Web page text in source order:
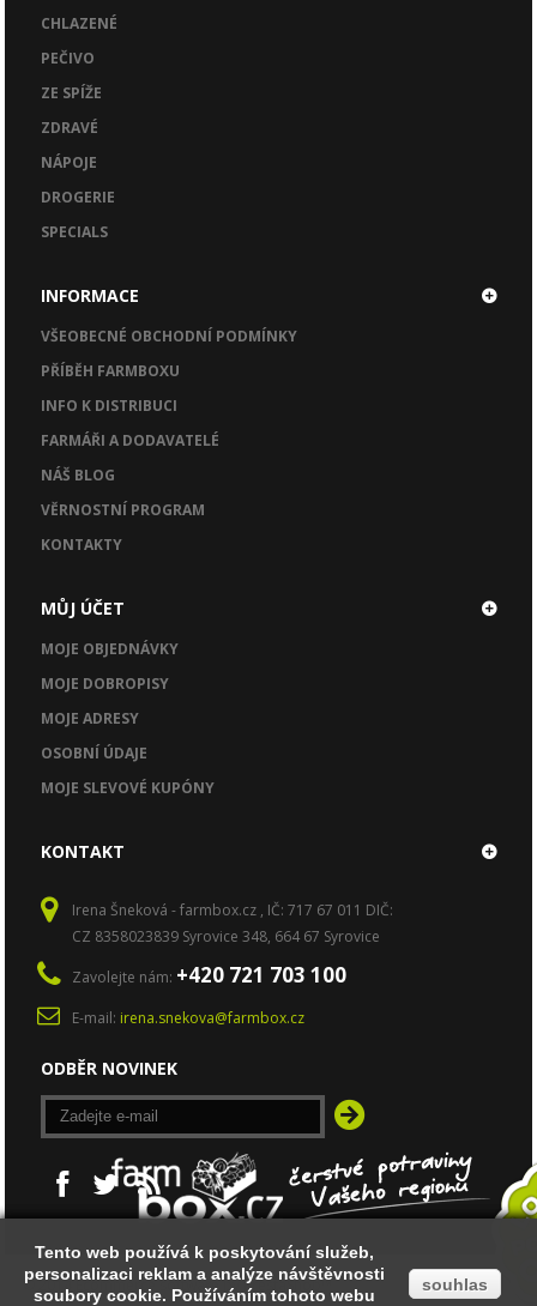
Tento web používá k poskytování služeb,
personalizaci reklam a analýze návštěvnosti
soubory cookie. Používáním tohoto webu
souhlas
CHLAZENÉ
PEČIVO
ZE SPÍŽE
ZDRAVÉ
NÁPOJE
DROGERIE
SPECIALS
INFORMACE
VŠEOBECNÉ OBCHODNÍ PODMÍNKY
PŘÍBĚH FARMBOXU
INFO K DISTRIBUCI
FARMÁŘI A DODAVATELÉ
NÁŠ BLOG
VĚRNOSTNÍ PROGRAM
KONTAKTY
© 2014Ecommerce software by PrestaShop™
MŮJ ÚČET
MOJE OBJEDNÁVKY
MOJE DOBROPISY
MOJE ADRESY
OSOBNÍ ÚDAJE
MOJE SLEVOVÉ KUPÓNY
KONTAKT
Irena Šneková - farmbox.cz , IČ: 717 67 011 DIČ:
CZ 8358023839 Syrovice 348, 664 67 Syrovice
Zavolejte nám: +420 721 703 100
E-mail: irena.snekova@farmbox.cz
ODBĚR NOVINEK
Tento web používá k poskytování služeb,
personalizaci reklam a analýze návštěvnosti
soubory cookie. Používáním tohoto webu
souhlas